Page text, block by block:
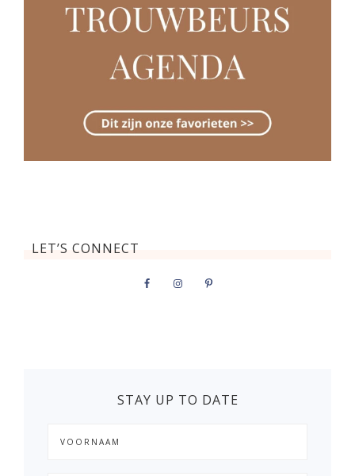
LET’S CONNECT
STAY UP TO DATE